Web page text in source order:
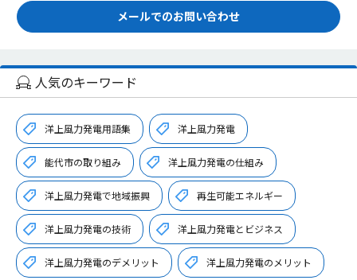
メールでのお問い合わせ
人気のキーワード
洋上風力発電用語集 洋上風力発電
能代市の取り組み 洋上風力発電の仕組み
洋上風力発電で地域振興 再生可能エネルギー
洋上風力発電の技術 洋上風力発電とビジネス
洋上風力発電のデメリット 洋上風力発電のメリット